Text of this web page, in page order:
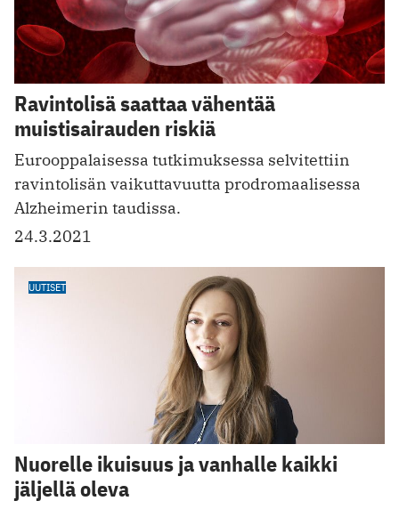
Ravintolisä saattaa vähentää
muistisairauden riskiä
Eurooppalaisessa tutkimuksessa selvitettiin
ravintolisän vaikuttavuutta prodromaalisessa
Alzheimerin taudissa.
24.3.2021
UUTISET
Nuorelle ikuisuus ja vanhalle kaikki
jäljellä oleva